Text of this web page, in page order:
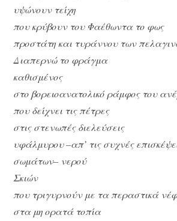
υψώνουν τείχη
που κρύβουν του Φαέθωντα το φως
προστάτη και τυράννου των
Διαπερνώ το φράγμα
καθισμένος
στο βορειοανατολικό ράμφος του
που δείχνει τις πέτρες
στις στενωπές διελεύσεις
υφάλμυρου –απ’ τις συχνές
σωμάτων– νερού
Σκιών
που τριγυρνούν με τα περαστικά
στα μη ορατά τοπία